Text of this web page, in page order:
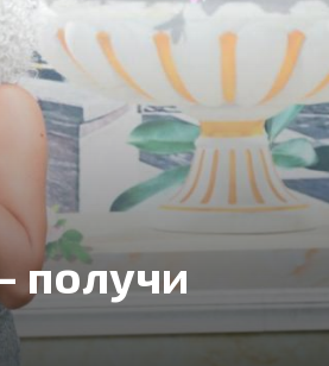
получи